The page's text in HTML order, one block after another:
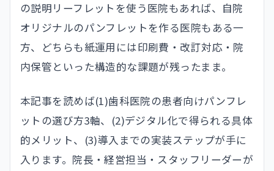
の説明リーフレットを使う医院もあれば、自院
オリジナルのパンフレットを作る医院もある一
方、どちらも紙運用には印刷費・改訂対応・院
内保管といった構造的な課題が残ったまま。
本記事を読めば(1)歯科医院の患者向けパンフレ
ットの選び方3軸、(2)デジタル化で得られる具体
的メリット、(3)導入までの実装ステップが手に
入ります。院長・経営担当・スタッフリーダーが